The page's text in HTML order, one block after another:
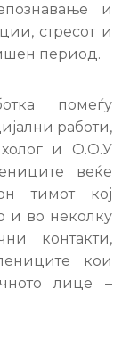
и
стресот и
период.
помеѓу
работи,
и О.О.У
веќе
тимот кој
и во неколку
контакти,
кои
лице –